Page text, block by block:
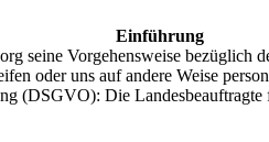
Einführung
seine Vorgehensweise bezüglich
oder uns auf andere Weise
(DSGVO): Die